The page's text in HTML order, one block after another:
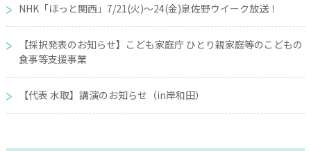
NHK「ほっと関西」7/21(火)～24(金)泉佐野ウイーク放送！
【採択発表のお知らせ】こども家庭庁 ひとり親家庭等のこどもの
食事等支援事業
【代表 水取】講演のお知らせ（in岸和田）